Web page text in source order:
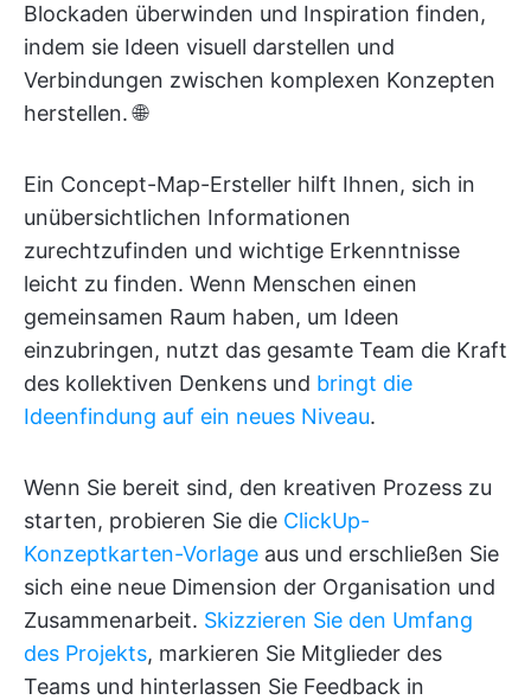
Blockaden überwinden und Inspiration finden,
indem sie Ideen visuell darstellen und
Verbindungen zwischen komplexen Konzepten
herstellen. 🌐
Ein Concept-Map-Ersteller hilft Ihnen, sich in
unübersichtlichen Informationen
zurechtzufinden und wichtige Erkenntnisse
leicht zu finden. Wenn Menschen einen
gemeinsamen Raum haben, um Ideen
einzubringen, nutzt das gesamte Team die Kraft
des kollektiven Denkens und bringt die
Ideenfindung auf ein neues Niveau.
Wenn Sie bereit sind, den kreativen Prozess zu
starten, probieren Sie die ClickUp-
Konzeptkarten-Vorlage aus und erschließen Sie
sich eine neue Dimension der Organisation und
Zusammenarbeit. Skizzieren Sie den Umfang
des Projekts, markieren Sie Mitglieder des
Teams und hinterlassen Sie Feedback in